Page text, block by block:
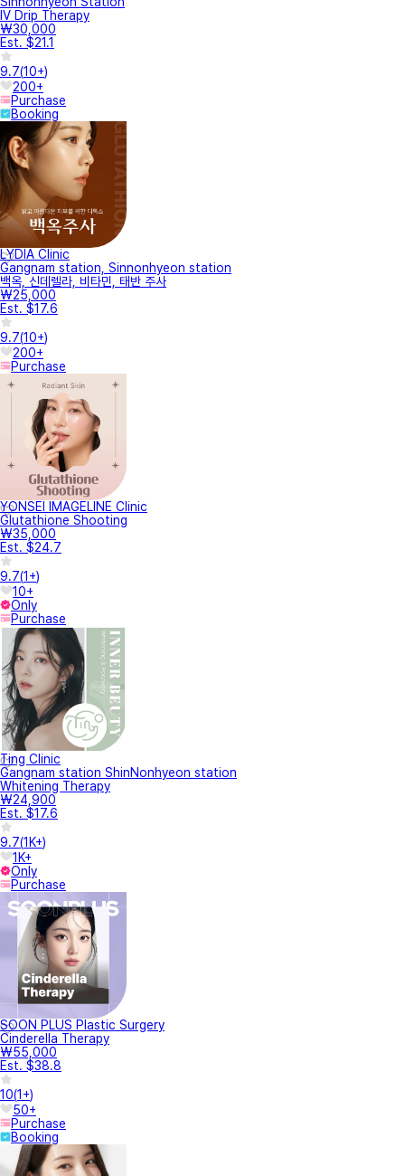
IV Drip Therapy
₩30,000
Est. $21.1
9.7(10+)
200+
Purchase
Booking
LYDIA Clinic
Gangnam station, Sinnonhyeon station
백옥, 신데렐라, 비타민, 태반 주사
₩25,000
Est. $17.6
9.7(10+)
200+
Purchase
YONSEI IMAGELINE Clinic
Glutathione Shooting
₩35,000
Est. $24.7
9.7(1+)
10+
Only
Purchase
Ting Clinic
Gangnam station ShinNonhyeon station
Whitening Therapy
₩24,900
Est. $17.6
9.7(1K+)
1K+
Only
Purchase
SOON PLUS Plastic Surgery
Cinderella Therapy
₩55,000
Est. $38.8
10(1+)
50+
Purchase
Booking